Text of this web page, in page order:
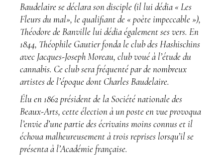
Baudelaire se déclara son disciple (il lui dédia « Les
Fleurs du mal», le qualifiant de « poète impeccable »),
Théodore de Banville lui dédia également ses vers. En
1844, Théophile Gautier fonda le club des Hashischins
avec Jacques-Joseph Moreau, club voué à l’étude du
cannabis. Ce club sera fréquenté par de nombreux
artistes de l’époque dont Charles Baudelaire.
Élu en 1862 président de la Société nationale des
Beaux-Arts, cette élection à un poste en vue provoqua
l’envie d’une partie des écrivains moins connus et il
échoua malheureusement à trois reprises lorsqu’il se
présenta à l’Académie française.